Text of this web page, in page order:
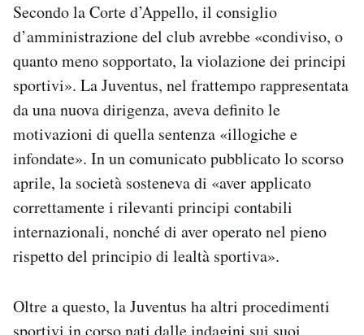
Secondo la Corte d’Appello, il consiglio
d’amministrazione del club avrebbe «condiviso, o
quanto meno sopportato, la violazione dei principi
sportivi». La Juventus, nel frattempo rappresentata
da una nuova dirigenza, aveva definito le
motivazioni di quella sentenza «illogiche e
infondate». In un comunicato pubblicato lo scorso
aprile, la società sosteneva di «aver applicato
correttamente i rilevanti principi contabili
internazionali, nonché di aver operato nel pieno
rispetto del principio di lealtà sportiva».
Oltre a questo, la Juventus ha altri procedimenti